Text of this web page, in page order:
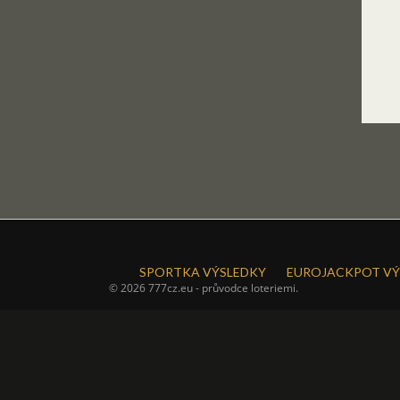
SPORTKA VÝSLEDKY EUROJACKPOT
© 2026 777cz.eu - průvodce loteriemi.